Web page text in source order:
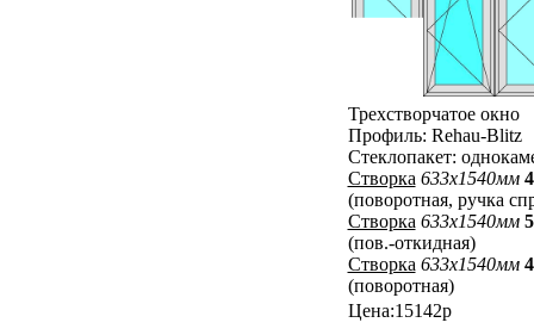
Трехстворчатое окно
Профиль: Rehau-Blitz
Стеклопакет:
Створка 633x1540мм
(поворотная, ручка
Створка 633x1540мм
(пов.-откидная)
Створка 633x1540мм
(поворотная)
Цена:15142р